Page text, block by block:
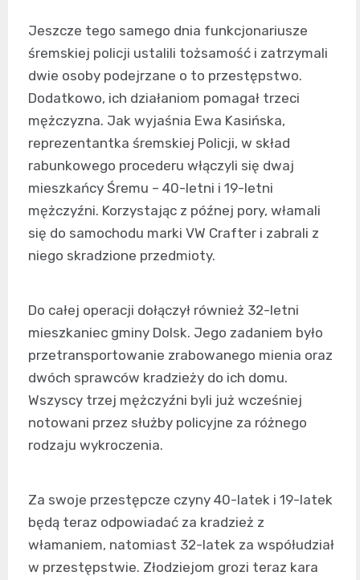
Jeszcze tego samego dnia funkcjonariusze
śremskiej policji ustalili tożsamość i zatrzymali
dwie osoby podejrzane o to przestępstwo.
Dodatkowo, ich działaniom pomagał trzeci
mężczyzna. Jak wyjaśnia Ewa Kasińska,
reprezentantka śremskiej Policji, w skład
rabunkowego procederu włączyli się dwaj
mieszkańcy Śremu – 40-letni i 19-letni
mężczyźni. Korzystając z późnej pory, włamali
się do samochodu marki VW Crafter i zabrali z
niego skradzione przedmioty.
Do całej operacji dołączył również 32-letni
mieszkaniec gminy Dolsk. Jego zadaniem było
przetransportowanie zrabowanego mienia oraz
dwóch sprawców kradzieży do ich domu.
Wszyscy trzej mężczyźni byli już wcześniej
notowani przez służby policyjne za różnego
rodzaju wykroczenia.
Za swoje przestępcze czyny 40-latek i 19-latek
będą teraz odpowiadać za kradzież z
włamaniem, natomiast 32-latek za współudział
w przestępstwie. Złodziejom grozi teraz kara